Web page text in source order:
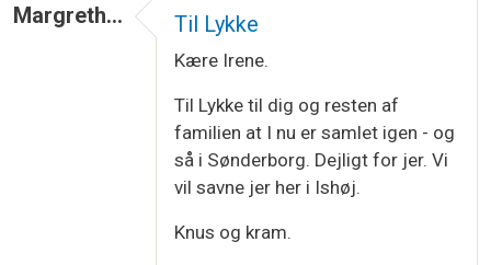
Margreth…
Til Lykke
Kære Irene.
Til Lykke til dig og resten af
familien at I nu er samlet igen - og
så i Sønderborg. Dejligt for jer. Vi
vil savne jer her i Ishøj.
Knus og kram.